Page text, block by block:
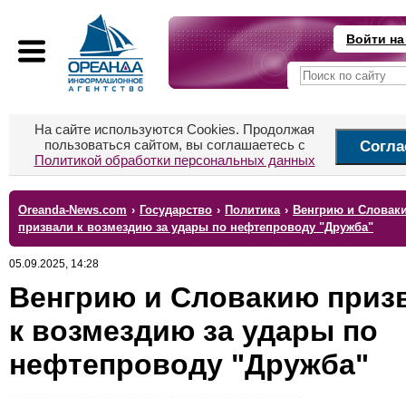
Войти
На сайте используются Cookies. Продолжая
пользоваться сайтом, вы соглашаетесь с
Политикой обработки персональных данных
Oreanda-News.com › Государство › Политика › Венгрию и
призвали к возмездию за удары по нефтепроводу "Дружба"
05.09.2025, 14:28
Венгрию и Словакию
к возмездию за удары по
нефтепроводу "Дружба"